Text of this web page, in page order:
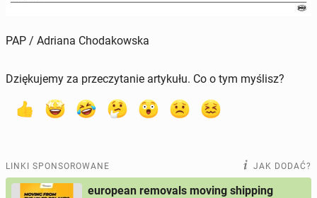
PAP / Adriana Chodakowska
Dziękujemy za przeczytanie artykułu. Co o tym myślisz?
LINKI SPONSOROWANE JAK DODAĆ?
european removals moving shipping